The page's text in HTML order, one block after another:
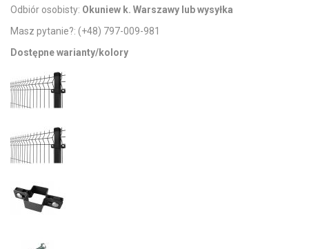
Odbiór osobisty: Okuniew k. Warszawy lub wysyłka
Masz pytanie?: (+48) 797-009-981
Dostępne warianty/kolory